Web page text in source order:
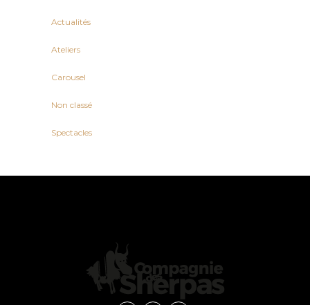
Actualités
Ateliers
Carousel
Non classé
Spectacles